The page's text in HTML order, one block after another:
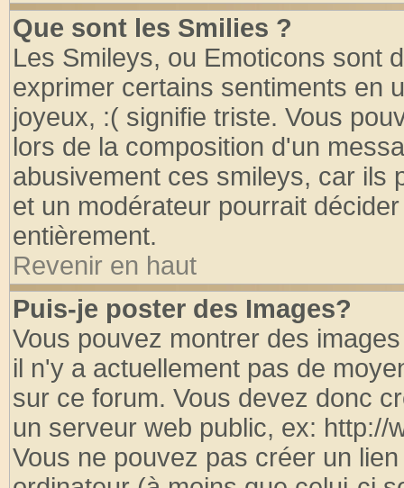
Que sont les Smilies ?
Les Smileys, ou Emoticons sont
exprimer certains sentiments en
joyeux, :( signifie triste. Vous
lors de la composition d'un
abusivement ces smileys, car ils
et un modérateur pourrait
entièrement.
Revenir en haut
Puis-je poster des Images?
Vous pouvez montrer des
il n'y a actuellement pas de
sur ce forum. Vous devez donc
un serveur web public, ex: http://
Vous ne pouvez pas créer un